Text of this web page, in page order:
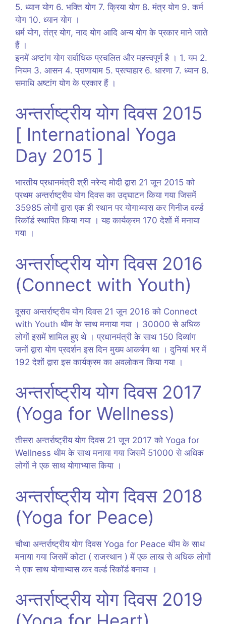
5. ध्यान योग 6. भक्ति योग 7. क्रिया योग 8. मंत्र योग 9. कर्म
योग 10. ध्यान योग ।
धर्म योग, तंत्र योग, नाद योग आदि अन्य योग के प्रकार माने जाते
हैं ।
इनमें अष्टांग योग सर्वाधिक प्रचलित और महत्त्वपूर्ण है । 1. यम 2.
नियम 3. आसन 4. प्राणायाम 5. प्रत्याहार 6. धारणा 7. ध्यान 8.
समाधि अष्टांग योग के प्रकार हैं ।
अन्तर्राष्ट्रीय योग दिवस 2015
[ International Yoga
Day 2015 ]
भारतीय प्रधानमंत्री श्री नरेन्द मोदी द्वारा 21 जून 2015 को
प्रथम अन्तर्राष्ट्रीय योग दिवस का उद्घाटन किया गया जिसमें
35985 लोगों द्वारा एक ही स्थान पर योगाभ्यास कर गिनीज वर्ल्ड
रिकॉर्ड स्थापित किया गया । यह कार्यक्रम 170 देशों में मनाया
गया ।
अन्तर्राष्ट्रीय योग दिवस 2016
(Connect with Youth)
दूसरा अन्तर्राष्ट्रीय योग दिवस 21 जून 2016 को Connect
with Youth थीम के साथ मनाया गया । 30000 से अधिक
लोगों इसमें शामिल हुए थे । प्रधानमंत्री के साथ 150 दिव्यांग
जनों द्वारा योग प्रदर्शन इस दिन मुख्य आकर्षण था । दुनियां भर में
192 देशोंं द्वारा इस कार्यक्रम का अवलोकन किया गया ।
अन्तर्राष्ट्रीय योग दिवस 2017
(Yoga for Wellness)
तीसरा अन्तर्राष्ट्रीय योग दिवस 21 जून 2017 को Yoga for
Wellness थीम के साथ मनाया गया जिसमें 51000 से अधिक
लोगों ने एक साथ योगाभ्यास किया ।
अन्तर्राष्ट्रीय योग दिवस 2018
(Yoga for Peace)
चौथा अन्तर्राष्ट्रीय योग दिवस Yoga for Peace थीम के साथ
मनाया गया जिसमें कोटा ( राजस्थान ) में एक लाख से अधिक लोगों
ने एक साथ योगाभ्यास कर वर्ल्ड रिकॉर्ड बनाया ।
अन्तर्राष्ट्रीय योग दिवस 2019